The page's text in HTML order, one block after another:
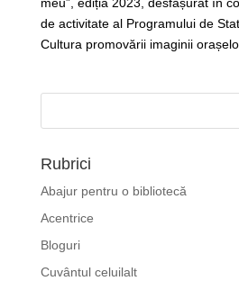
de activitate al Programului de
Cultura promovării imaginii
Rubrici
Abajur pentru o bibliotecă
Acentrice
Bloguri
Cuvântul celuilalt